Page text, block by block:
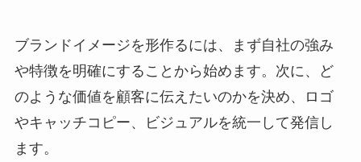
ブランドイメージを形作るには、まず自社の強み
や特徴を明確にすることから始めます。次に、ど
のような価値を顧客に伝えたいのかを決め、ロゴ
やキャッチコピー、ビジュアルを統一して発信し
ます。